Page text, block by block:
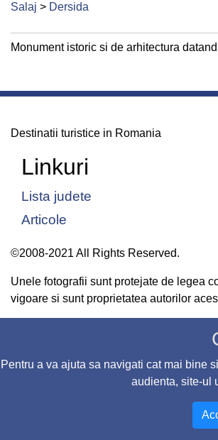
Pentru a va ajuta sa navigati cat mai bine
audienta, site-ul
Salaj > Dersida
Monument istoric si de arhitectura
Destinatii turistice in Romania
Linkuri
Lista judete
Articole
©2008-2021 All Rights Reserved.
Unele fotografii sunt protejate de legea
vigoare si sunt proprietatea autorilor